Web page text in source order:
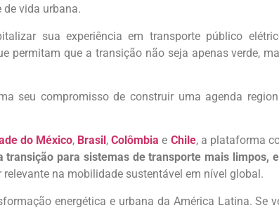
de vida urbana.
sua experiência em transporte público
permitam que a transição não seja apenas verde,
seu compromisso de construir uma agenda
do México, Brasil ,Colômbia e Chile, a plataforma
transição para sistemas de transporte mais limpos,
na mobilidade sustentável em nível global.
energética e urbana da América Latina. Se